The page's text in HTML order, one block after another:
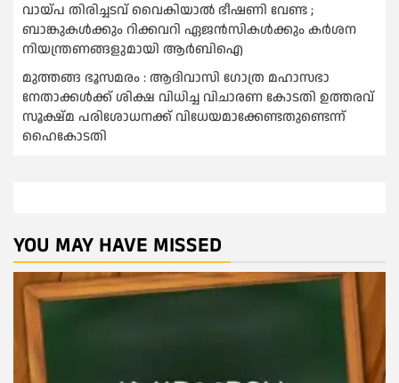
വായ്പ തിരിച്ചടവ് വൈകിയാല്‍ ഭീഷണി വേണ്ട ;
ബാങ്കുകള്‍ക്കും റിക്കവറി ഏജൻസികള്‍ക്കും കര്‍ശന
നിയന്ത്രണങ്ങളുമായി ആര്‍ബിഐ
മുത്തങ്ങ ഭൂസമരം : ആദിവാസി ഗോത്ര മഹാസഭാ
നേതാക്കള്‍ക്ക് ശിക്ഷ വിധിച്ച വിചാരണ കോടതി ഉത്തരവ്
സൂക്ഷ്മ പരിശോധനക്ക് വിധേയമാക്കേണ്ടതുണ്ടെന്ന്
ഹൈകോടതി
YOU MAY HAVE MISSED